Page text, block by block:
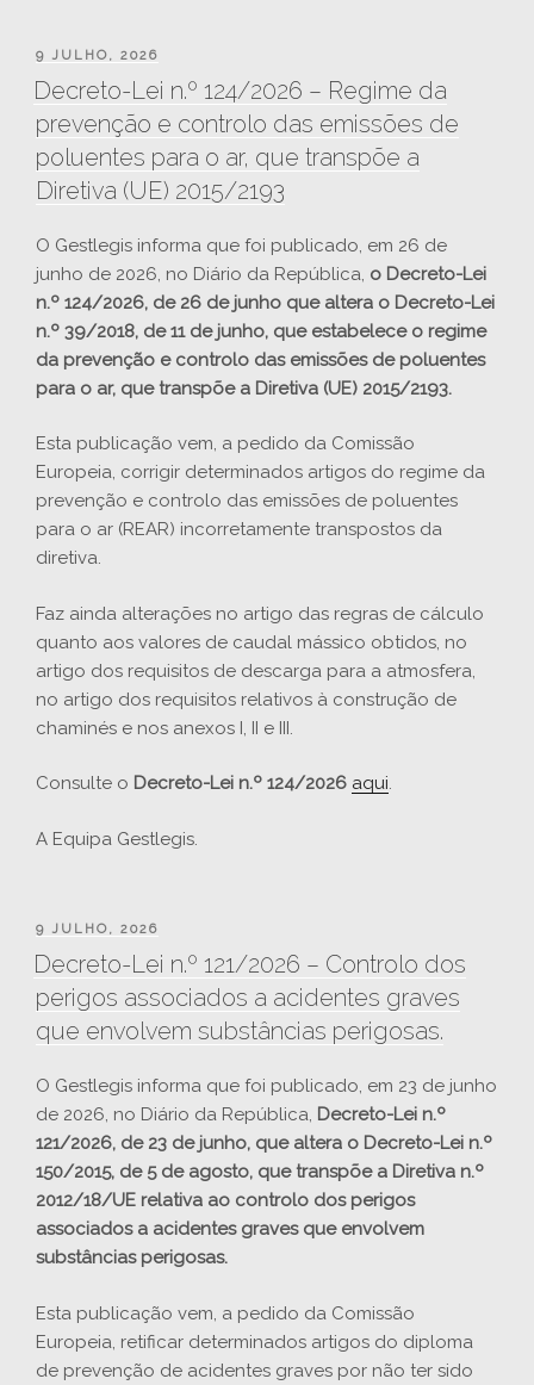
PUBLICADO
EM
9 JULHO, 2026
Decreto-Lei n.º 124/2026 – Regime da
prevenção e controlo das emissões de
poluentes para o ar, que transpõe a
Diretiva (UE) 2015/2193
O Gestlegis informa que foi publicado, em 26 de
junho de 2026, no Diário da República, o Decreto-Lei
n.º 124/2026, de 26 de junho que altera o Decreto-Lei
n.º 39/2018, de 11 de junho, que estabelece o regime
da prevenção e controlo das emissões de poluentes
para o ar, que transpõe a Diretiva (UE) 2015/2193.
Esta publicação vem, a pedido da Comissão
Europeia, corrigir determinados artigos do regime da
prevenção e controlo das emissões de poluentes
para o ar (REAR) incorretamente transpostos da
diretiva.
Faz ainda alterações no artigo das regras de cálculo
quanto aos valores de caudal mássico obtidos, no
artigo dos requisitos de descarga para a atmosfera,
no artigo dos requisitos relativos à construção de
chaminés e nos anexos I, II e III.
Consulte o Decreto-Lei n.º 124/2026 aqui.
A Equipa Gestlegis.
PUBLICADO
EM
9 JULHO, 2026
Decreto-Lei n.º 121/2026 – Controlo dos
perigos associados a acidentes graves
que envolvem substâncias perigosas.
O Gestlegis informa que foi publicado, em 23 de junho
de 2026, no Diário da República, Decreto-Lei n.º
121/2026, de 23 de junho, que altera o Decreto-Lei n.º
150/2015, de 5 de agosto, que transpõe a Diretiva n.º
2012/18/UE relativa ao controlo dos perigos
associados a acidentes graves que envolvem
substâncias perigosas.
Esta publicação vem, a pedido da Comissão
Europeia, retificar determinados artigos do diploma
de prevenção de acidentes graves por não ter sido